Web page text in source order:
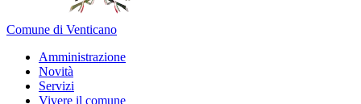
Comune di Venticano
Amministrazione
Novità
Servizi
Vivere il comune